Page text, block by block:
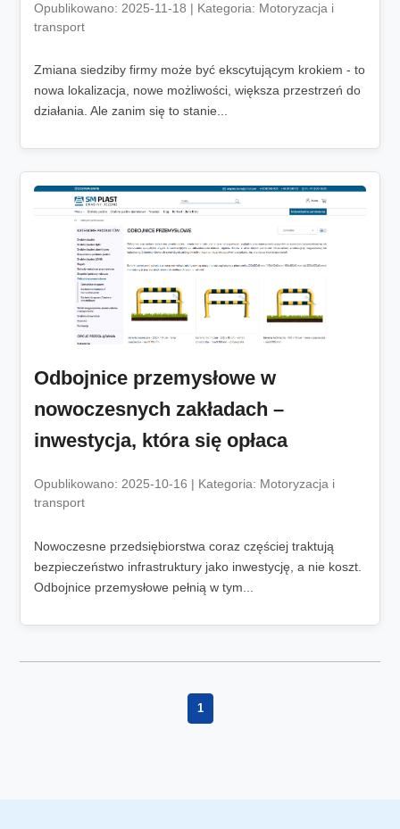
Opublikowano: 2025-11-18 | Kategoria: Motoryzacja i
transport
Zmiana siedziby firmy może być ekscytującym krokiem - to
nowa lokalizacja, nowe możliwości, większa przestrzeń do
działania. Ale zanim się to stanie...
Odbojnice przemysłowe w
nowoczesnych zakładach –
inwestycja, która się opłaca
Opublikowano: 2025-10-16 | Kategoria: Motoryzacja i
transport
Nowoczesne przedsiębiorstwa coraz częściej traktują
bezpieczeństwo infrastruktury jako inwestycję, a nie koszt.
Odbojnice przemysłowe pełnią w tym...
1